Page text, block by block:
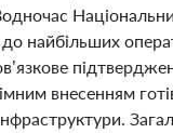
найбільших
внесенням